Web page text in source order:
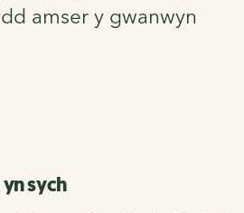
amser y gwanwyn
sych